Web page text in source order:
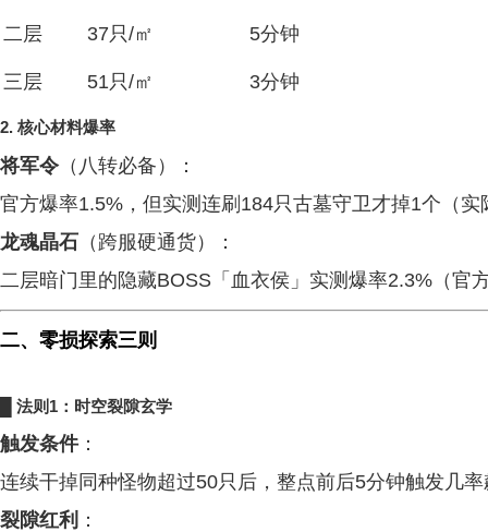
二层 37只/㎡ 5分钟
三层 51只/㎡ 3分钟
2. 核心材料爆率
将军令（八转必备）：
官方爆率1.5%，但实测连刷184只古墓守卫才掉1个（实
龙魂晶石 （跨服硬通货）：
二层暗门里的隐藏BOSS「血衣侯」实测爆率2.3%（官
二、零损探索三则
█ 法则1：时空裂隙玄学
触发条件：
连续干掉同种怪物超过50只后，整点前后5分钟触发几
裂隙红利 ：